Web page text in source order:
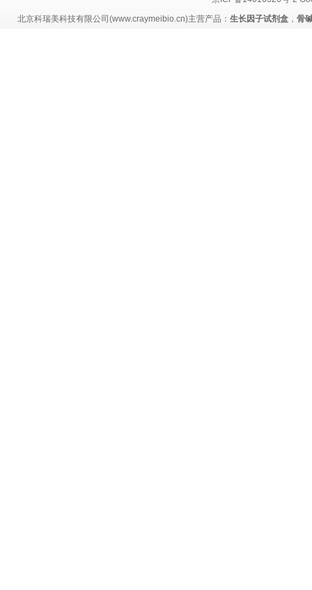
北京科瑞美科技有限公司(www.craymeibio.cn)主营产品： 生长因子试剂盒 ， 骨